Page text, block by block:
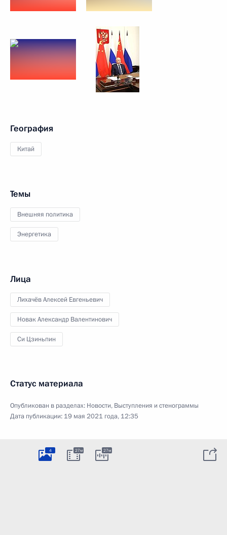
География
Китай
Темы
Внешняя политика
Энергетика
Лица
Лихачёв Алексей Евгеньевич
Новак Александр Валентинович
Си Цзиньпин
Статус материала
Опубликован в разделах: Новости, Выступления и стенограммы
Дата публикации: 19 мая 2021 года, 12:35
4 27м 27м